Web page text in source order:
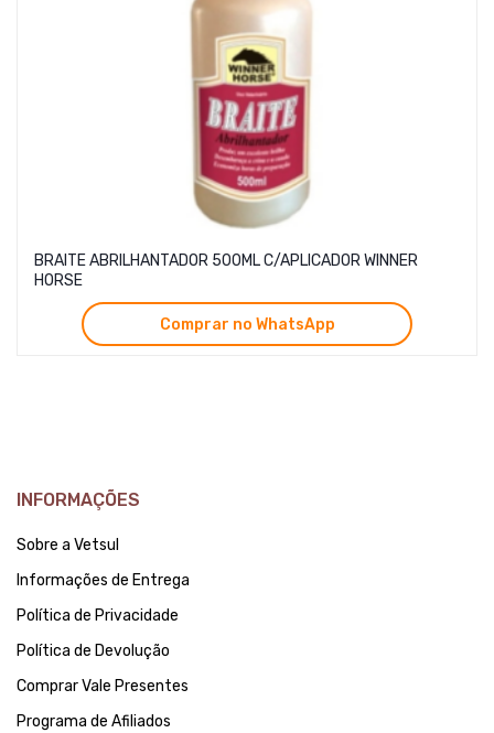
BRAITE ABRILHANTADOR 500ML C/APLICADOR WINNER
HORSE
Comprar no WhatsApp
INFORMAÇÕES
Sobre a Vetsul
Informações de Entrega
Política de Privacidade
Política de Devolução
Comprar Vale Presentes
Programa de Afiliados